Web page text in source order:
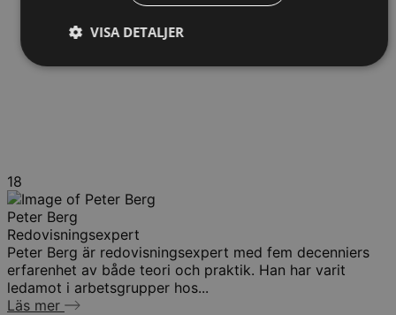
18
Peter Berg
Redovisningsexpert
Peter Berg är redovisningsexpert med fem decenniers
erfarenhet av både teori och praktik. Han har varit
ledamot i arbetsgrupper hos...
Läs mer
VISA DETALJER